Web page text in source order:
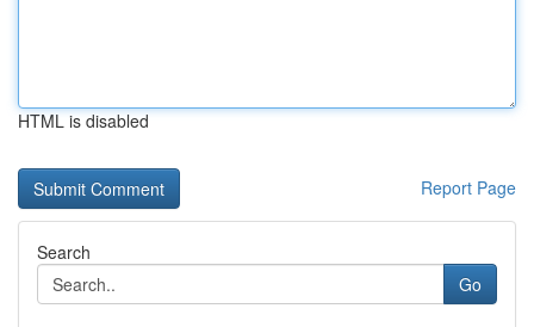
HTML is disabled
Report Page
Search
Go